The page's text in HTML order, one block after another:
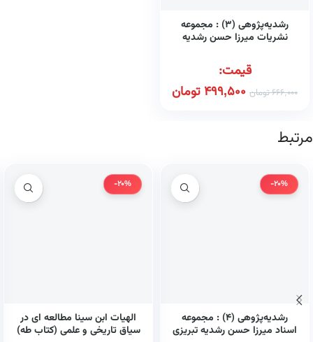
رشدیه‌پژوهی (۳) : مجموعه
نشریات میرزا حسن رشدیه
قیمت:
666,000تومان 499,500تومان
مرتبط
-20%
رشدیه‌پژوهی (۴) : مجموعه
اسناد میرزا حسن رشدیه تبریزی
-20%
الهیات ابن سینا مطالعه ای در
سیاق تاریخی و علمی (کتاب طه)